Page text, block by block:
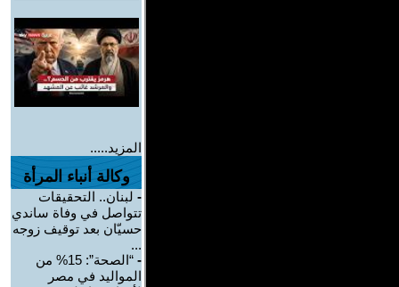
المزيد.....
وكالة أنباء المرأة
- لبنان.. التحقيقات
تتواصل في وفاة ساندي
حسيّان بعد توقيف زوجه
...
-
“الصحة”: 15% من
المواليد في مصر